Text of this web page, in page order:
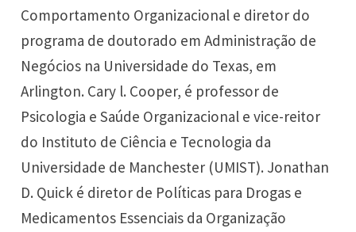
Comportamento Organizacional e diretor do
programa de doutorado em Administração de
Negócios na Universidade do Texas, em
Arlington. Cary l. Cooper, é professor de
Psicologia e Saúde Organizacional e vice-reitor
do Instituto de Ciência e Tecnologia da
Universidade de Manchester (UMIST). Jonathan
D. Quick é diretor de Políticas para Drogas e
Medicamentos Essenciais da Organização